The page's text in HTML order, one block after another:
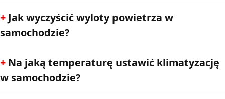
Jak wyczyścić wyloty powietrza w
samochodzie?
Na jaką temperaturę ustawić klimatyzację
w samochodzie?